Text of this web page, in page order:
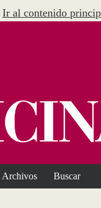
Ir al contenido
Archivos Buscar